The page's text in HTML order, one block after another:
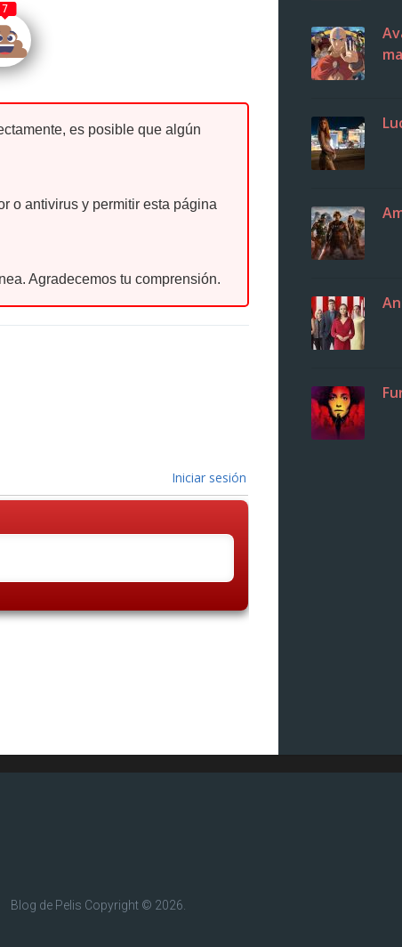
7
es posible que algún
o antivirus y permitir esta página
Agradecemos tu comprensión.
Iniciar sesión
Blog de Pelis Copyright © 2026.